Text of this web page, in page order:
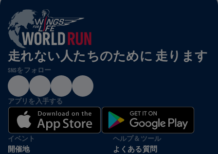
走れない人たちのために 走ります
SNSをフォロー
アプリを入手する
イベント
開催地
ヘルプ＆ツール
よくある質問